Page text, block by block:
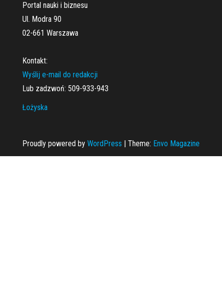
Portal nauki i biznesu
Ul. Modra 90
02-661 Warszawa
Kontakt:
Wyślij e-mail do redakcji
Lub zadzwoń: 509-933-943
Łożyska
Proudly powered by WordPress | Theme: Envo Magazine